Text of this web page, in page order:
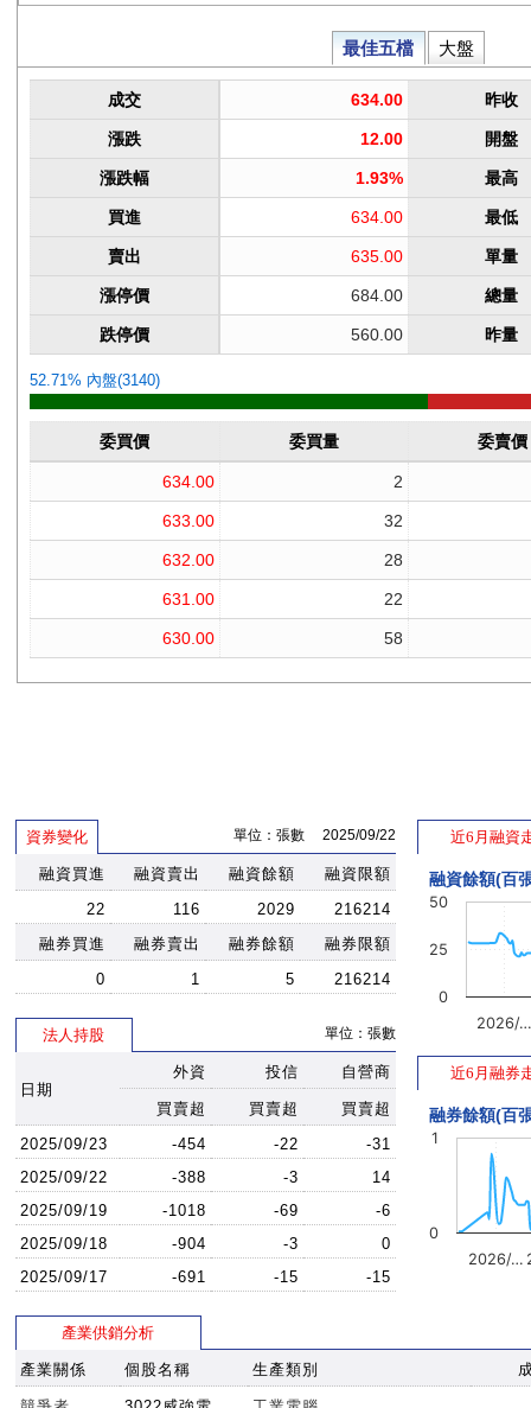
資券變化 單位：張數 2025/09/22
融資買進 融資賣出 融資餘額
融資限額
22
116 2029
216214
融券買進
融券賣出 融券餘額
融券限額
0
1 5 216214
法人持股 單位：張數
日期
外資 投信 自營商
買賣超 買賣超
買賣超
2025/09/23
-454 -22
-31
2025/09/22
-388 -3
14
2025/09/19
-1018 -69
-6
2025/09/18
-904 -3
0
2025/09/17
-691 -15 -15
近6月融資
融資餘額(百
2026/
0
25
50
近6月融券
融券餘額(百
2026/…
0
1
產業供銷分析
產業關係 個股名稱 生產類別